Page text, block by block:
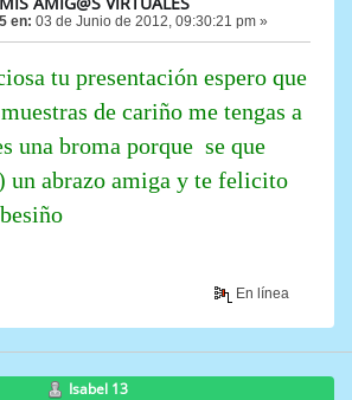
en: 03 de Junio de 2012, 09:30:21 pm »
tu presentación espero que
de cariño me tengas a
una broma porque se que
un abrazo amiga y te felicito
En línea
Isabel 13